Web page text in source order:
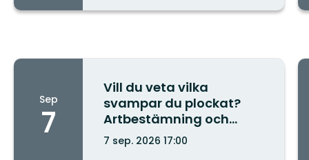
Sep
7
Vill du veta vilka
svampar du plockat?
Artbestämning och
svamputställning på
Naturcentrum
7 sep. 2026 17:00